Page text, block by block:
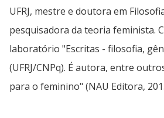
UFRJ, mestre e doutora em
pesquisadora da teoria feminista.
laboratório "Escritas - filosofia,
(UFRJ/CNPq). É autora, entre
para o feminino" (NAU Editora,